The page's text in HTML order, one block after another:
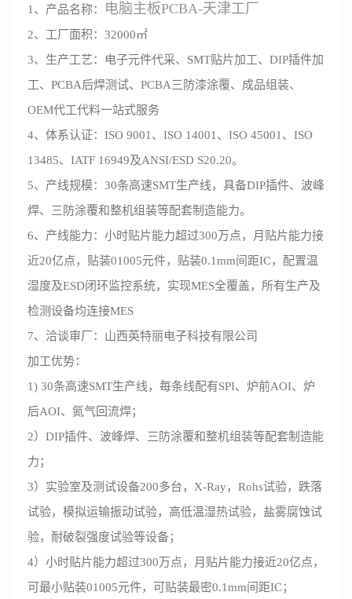
1、产品名称： 电脑主板PCBA-天津工厂
2、工厂面积：32000㎡
3、生产工艺：电子元件代采、SMT贴片加工、DIP插件加
工、PCBA后焊测试、PCBA三防漆涂覆、成品组装、
OEM代工代料一站式服务
4、体系认证：ISO 9001、ISO 14001、ISO 45001、ISO
13485、IATF 16949及ANSI/ESD S20.20。
5、产线规模：30条高速SMT生产线，具备DIP插件、波峰
焊、三防涂覆和整机组装等配套制造能力。
6、产线能力：小时贴片能力超过300万点，月贴片能力接
近20亿点，贴装01005元件，贴装0.1mm间距IC，配置温
湿度及ESD闭环监控系统，实现MES全覆盖，所有生产及
检测设备均连接MES
7、洽谈审厂：山西英特丽电子科技有限公司
加工优势：
1) 30条高速SMT生产线，每条线配有SPI、炉前AOI、炉
后AOI、氮气回流焊；
2）DIP插件、波峰焊、三防涂覆和整机组装等配套制造能
力；
3）实验室及测试设备200多台，X-Ray，Rohs试验，跌落
试验，模拟运输振动试验，高低温湿热试验，盐雾腐蚀试
验，耐破裂强度试验等设备；
4）小时贴片能力超过300万点，月贴片能力接近20亿点，
可最小贴装01005元件，可贴装最密0.1mm间距IC；